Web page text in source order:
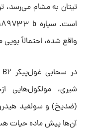
تیتان به مشام می‌رسد،
واقع شده، احتمالاً
شیری، مولکول‌هایی
(ضدیخ) و سولفید
آن‌ها پیش ماده حیات